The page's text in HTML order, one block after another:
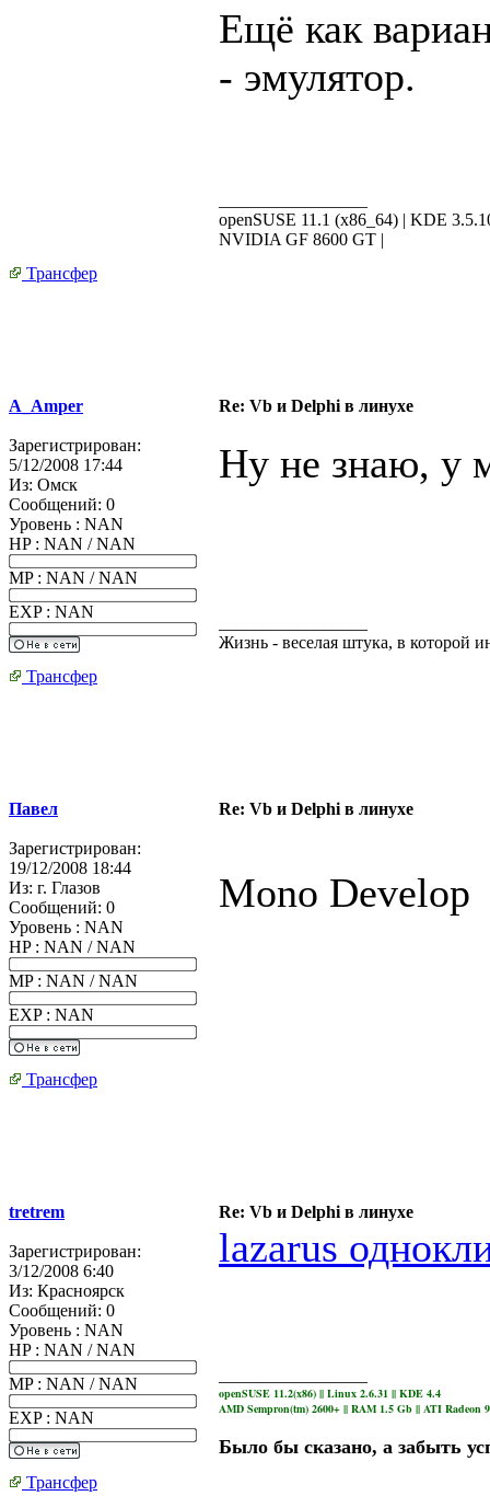
Ещё как
- эмулятор.
openSUSE 11.1 (x86_64) | KDE
NVIDIA GF 8600 GT |
Трансфер
A_Amper Re: Vb и Delphi в линухе
Зарегистрирован:
5/12/2008 17:44
Из: Омск
Сообщений: 0
Уровень : NAN
HP : NAN / NAN
MP : NAN / NAN
EXP : NAN
Ну не знаю, у
Жизнь - веселая штука, в которой
Трансфер
Павел Re: Vb и Delphi в линухе
Зарегистрирован:
19/12/2008 18:44
Из: г. Глазов
Сообщений: 0
Уровень : NAN
HP : NAN / NAN
MP : NAN / NAN
EXP : NAN
Mono Develop
Трансфер
tretrem Re: Vb и Delphi в линухе
Зарегистрирован:
3/12/2008 6:40
Из: Красноярск
Сообщений: 0
Уровень : NAN
HP : NAN / NAN
MP : NAN / NAN
EXP : NAN
lazarus
openSUSE 11.2(x86) || Linux 2.6.31 || KDE 4.4
AMD Sempron(tm) 2600+ || RAM 1.5 Gb || ATI Radeon
Было бы сказано, а забыть
Трансфер